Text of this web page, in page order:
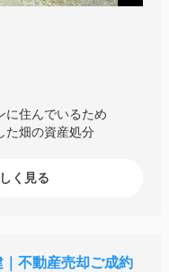
に住んでいるため
た畑の資産処分
く見る
不動産売却ご成約